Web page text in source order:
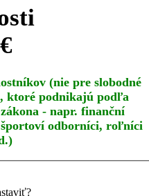
(nie pre slobodné
ktoré podnikajú podľa
- napr. finanční
odborníci, roľníci